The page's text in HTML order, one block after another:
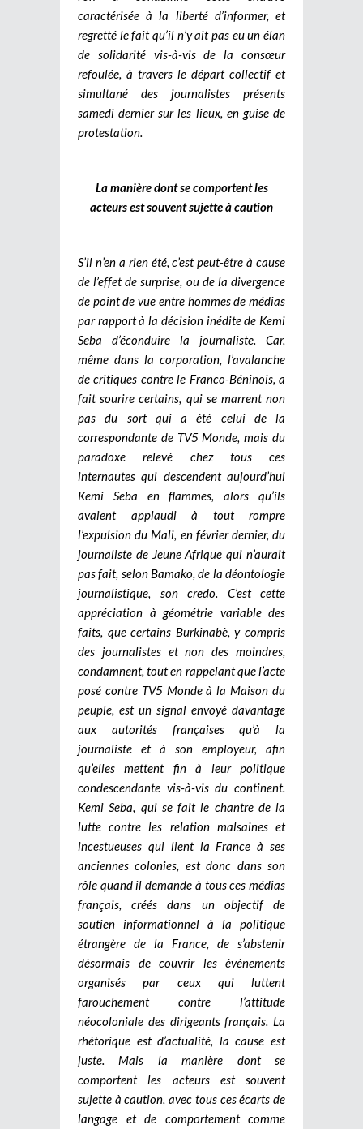
caractérisée à la liberté d’informer, et
regretté le fait qu’il n’y ait pas eu un élan
de solidarité vis-à-vis de la consœur
refoulée, à travers le départ collectif et
simultané des journalistes présents
samedi dernier sur les lieux, en guise de
protestation.
La manière dont se comportent les
acteurs est souvent sujette à caution
S’il n’en a rien été, c’est peut-être à cause
de l’effet de surprise, ou de la divergence
de point de vue entre hommes de médias
par rapport à la décision inédite de Kemi
Seba d’éconduire la journaliste. Car,
même dans la corporation, l’avalanche
de critiques contre le Franco-Béninois, a
fait sourire certains, qui se marrent non
pas du sort qui a été celui de la
correspondante de TV5 Monde, mais du
paradoxe relevé chez tous ces
internautes qui descendent aujourd’hui
Kemi Seba en flammes, alors qu’ils
avaient applaudi à tout rompre
l’expulsion du Mali, en février dernier, du
journaliste de Jeune Afrique qui n’aurait
pas fait, selon Bamako, de la déontologie
journalistique, son credo. C’est cette
appréciation à géométrie variable des
faits, que certains Burkinabè, y compris
des journalistes et non des moindres,
condamnent, tout en rappelant que l’acte
posé contre TV5 Monde à la Maison du
peuple, est un signal envoyé davantage
aux autorités françaises qu’à la
journaliste et à son employeur, afin
qu’elles mettent fin à leur politique
condescendante vis-à-vis du continent.
Kemi Seba, qui se fait le chantre de la
lutte contre les relation malsaines et
incestueuses qui lient la France à ses
anciennes colonies, est donc dans son
rôle quand il demande à tous ces médias
français, créés dans un objectif de
soutien informationnel à la politique
étrangère de la France, de s’abstenir
désormais de couvrir les événements
organisés par ceux qui luttent
farouchement contre l’attitude
néocoloniale des dirigeants français. La
rhétorique est d’actualité, la cause est
juste. Mais la manière dont se
comportent les acteurs est souvent
sujette à caution, avec tous ces écarts de
langage et de comportement comme